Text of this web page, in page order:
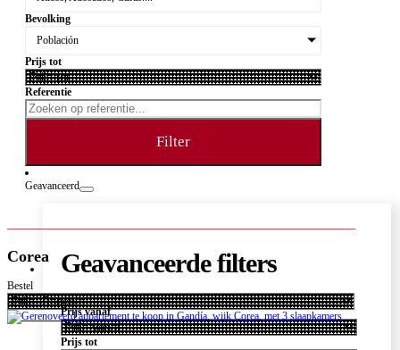
Bevolking
Población
Prijs tot
Referentie
Filter
Geavanceerd
Geavanceerde filters
Prijs vanaf
Prijs tot
Corea
Bestel